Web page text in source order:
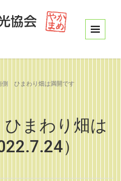
側 ひまわり畑は満開です
まわり畑は
）